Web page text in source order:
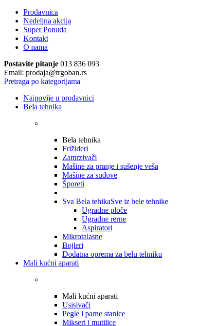
Prodavnica
Nedeljna akcija
Super Ponuda
Kontakt
O nama
Postavite pitanje 013 836 093
Email: prodaja@trgoban.rs
Pretraga po kategorijama
Najnovije u prodavnici
Bela tehnika
Bela tehnika
Frižideri
Zamrzivači
Mašine za pranje i sušenje veša
Mašine za sudove
Šporeti
Sva Bela tehikaSve iz bele tehnike
Ugradne ploče
Ugradne rerne
Aspiratori
Mikrotalasne
Bojleri
Dodatna oprema za belu tehniku
Mali kućni aparati
Mali kućni aparati
Usisivači
Pegle i parne stanice
Mikseri i mutilice